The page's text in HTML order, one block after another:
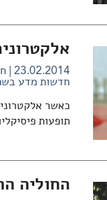
23.02.2014
חדשות מדע
כאשר
תופעות
החוליה